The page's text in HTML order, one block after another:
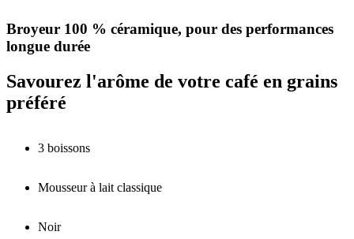
Broyeur 100 % céramique, pour des performances
longue durée
Savourez l'arôme de votre café en grains
préféré
3 boissons
Mousseur à lait classique
Noir